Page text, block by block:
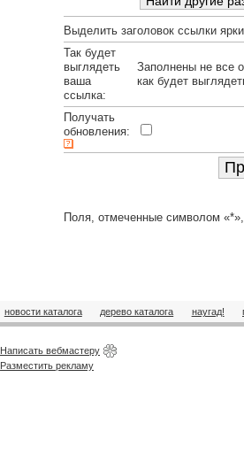
Выделить заголовок ссылки
Так будет
выглядеть
ваша
ссылка:
Заполнены не все
как будет
Получать
обновления:
Поля, отмеченные символом
новости каталога дерево каталога наугад!
Написать вебмастеру
Разместить рекламу